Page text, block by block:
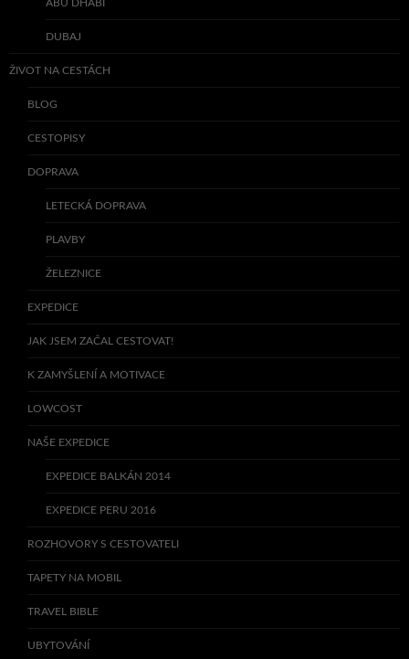
ABÚ DHABÍ
DUBAJ
ŽIVOT NA CESTÁCH
BLOG
CESTOPISY
DOPRAVA
LETECKÁ DOPRAVA
PLAVBY
ŽELEZNICE
EXPEDICE
JAK JSEM ZAČAL CESTOVAT!
K ZAMYŠLENÍ A MOTIVACE
LOWCOST
NAŠE EXPEDICE
EXPEDICE BALKÁN 2014
EXPEDICE PERU 2016
ROZHOVORY S CESTOVATELI
TAPETY NA MOBIL
TRAVEL BIBLE
UBYTOVÁNÍ